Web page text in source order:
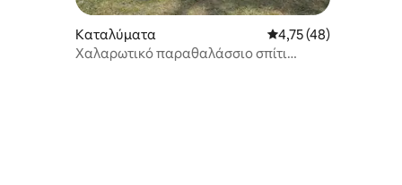
Καταλύματα Μέση βαθμολογία:
4,75 (48)
Χαλαρωτικό παραθαλάσσιο σπίτι